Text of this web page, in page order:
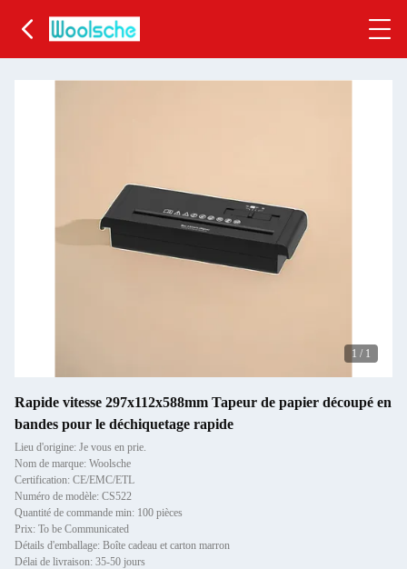
1 / 1
Rapide vitesse 297x112x588mm Tapeur de papier découpé en
bandes pour le déchiquetage rapide
Lieu d'origine: Je vous en prie.
Nom de marque: Woolsche
Certification: CE/EMC/ETL
Numéro de modèle: CS522
Quantité de commande min: 100 pièces
Prix: To be Communicated
Détails d'emballage: Boîte cadeau et carton marron
Délai de livraison: 35-50 jours